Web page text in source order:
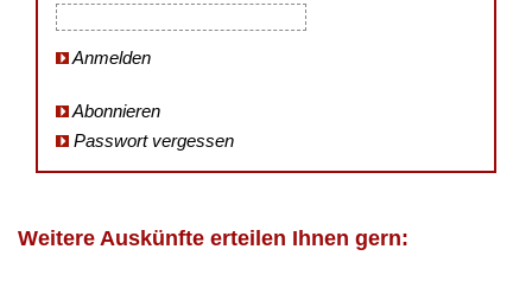
Anmelden
Abonnieren
Passwort vergessen
Weitere Auskünfte erteilen Ihnen gern: